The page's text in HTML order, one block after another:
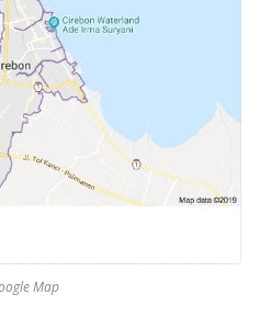
Map